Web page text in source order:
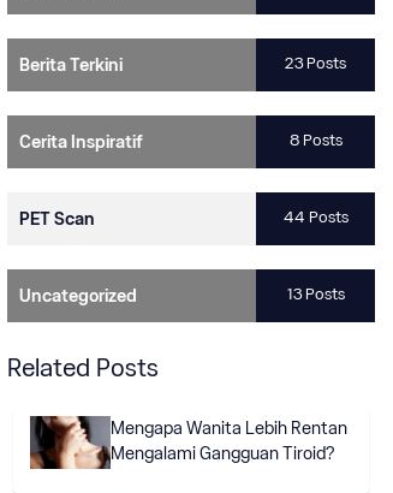
Berita Terkini 23 Posts
Cerita Inspiratif 8 Posts
PET Scan 44 Posts
Uncategorized 13 Posts
Related Posts
Mengapa Wanita Lebih Rentan
Mengalami Gangguan Tiroid?